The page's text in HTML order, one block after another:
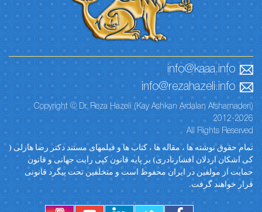
info@kaaa.info
info@rezahazeli.info
Copyright © Dr. Reza Hazeli (Kay Ashkan Ardalan Afsharnaderi)
2012-2026
All Rights Reserved
تمام حقوق نوشته ها ، مقاله ها ، کتاب ها و فیلمهای مستند دکتر رضا هازلی (
کی اشکان اردلان افشارنادری) بر پایه قانون کپی رایت جهانی و قانون
حمایت از مولفین در ایران محفوظ است و متخلفین تحت پیگرد قانونی
قرار خواهند گرفت.